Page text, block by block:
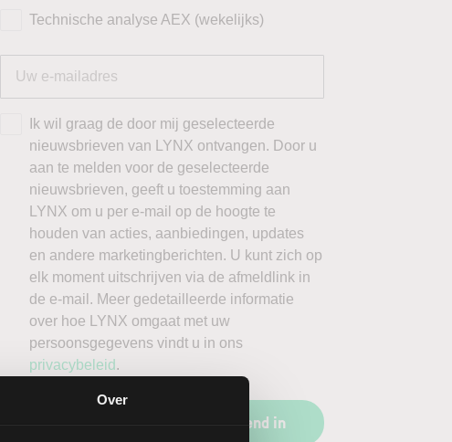
Over
Technische analyse AEX (wekelijks)
Ik wil graag de door mij geselecteerde
nieuwsbrieven van LYNX ontvangen. Door u
aan te melden voor de geselecteerde
nieuwsbrieven, geeft u toestemming aan
LYNX om u per e-mail op de hoogte te
houden van acties, aanbiedingen, updates
en andere marketingberichten. U kunt zich op
elk moment uitschrijven via de afmeldlink in
de e-mail. Meer gedetailleerde informatie
over hoe LYNX omgaat met uw
persoonsgegevens vindt u in ons
privacybeleid .
Schrijf u vrijblijvend in